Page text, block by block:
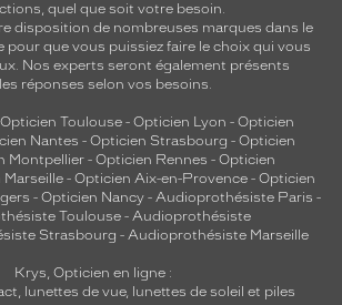
quel que soit votre besoin.
disposition de nombreuses marques dans le
pour que vous puissiez faire le choix qui vous
Nos experts seront également présents
réponses selon vos besoins.
Opticien Toulouse- Opticien Lyon - Opticien
Nantes - Opticien Strasbourg - Opticien
Montpellier - Opticien Rennes - Opticien
Marseille - Opticien Aix-en-Provence - Opticien
- Opticien Nancy - Audioprothésiste Paris -
Toulouse- Audioprothésiste
Strasbourg - Audioprothésiste Marseille
Krys, Opticien en ligne :
, lunettes de vue, lunettes de soleil et piles